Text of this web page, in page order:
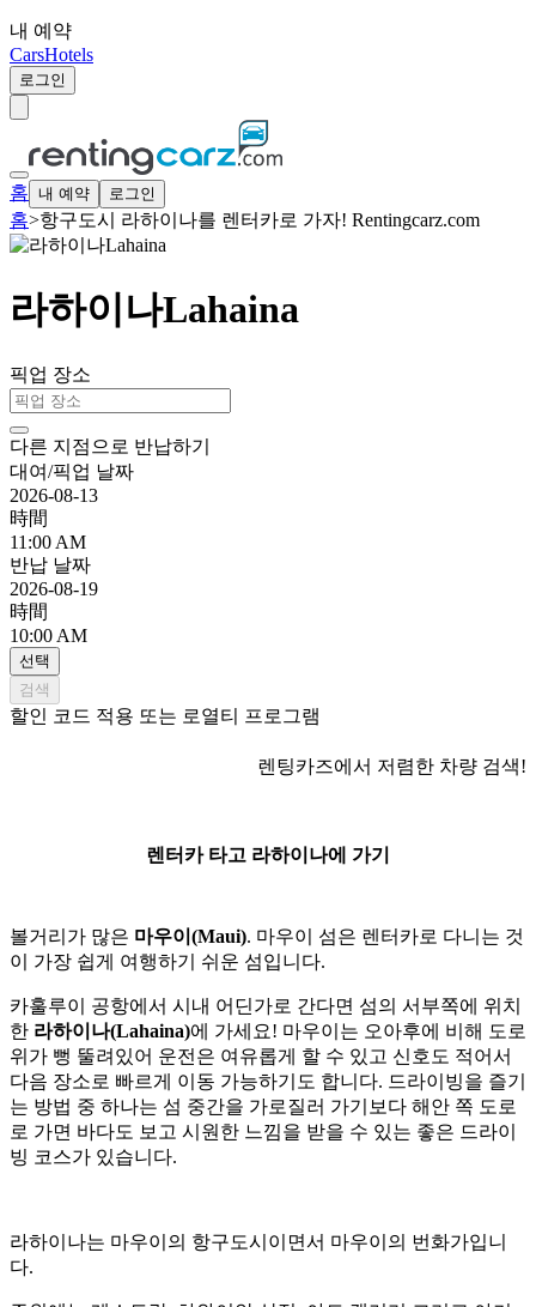
내 예약
CarsHotels
로그인
홈 내 예약 로그인
홈>항구도시 라하이나를 렌터카로 가자! Rentingcarz.com
라하이나Lahaina
픽업 장소
다른 지점으로 반납하기
대여/픽업 날짜
2026-08-13
時間
11:00 AM
반납 날짜
2026-08-19
時間
10:00 AM
선택
검색
할인 코드 적용 또는 로열티 프로그램
렌팅카즈에서 저렴한 차량 검색!
렌터카 타고 라하이나에 가기
볼거리가 많은 마우이(Maui). 마우이 섬은 렌터카로 다니는 것
이 가장 쉽게 여행하기 쉬운 섬입니다.
카훌루이 공항에서 시내 어딘가로 간다면 섬의 서부쪽에 위치
한 라하이나(Lahaina)에 가세요! 마우이는 오아후에 비해 도로
위가 뻥 뚤려있어 운전은 여유롭게 할 수 있고 신호도 적어서
다음 장소로 빠르게 이동 가능하기도 합니다. 드라이빙을 즐기
는 방법 중 하나는 섬 중간을 가로질러 가기보다 해안 쪽 도로
로 가면 바다도 보고 시원한 느낌을 받을 수 있는 좋은 드라이
빙 코스가 있습니다.
라하이나는 마우이의 항구도시이면서 마우이의 번화가입니
다.